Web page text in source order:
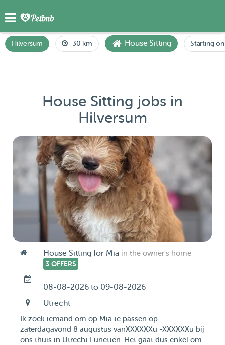
Hilversum 30 km House Sitting Starting
House Sitting jobs in
Hilversum
House Sitting for Mia in the owner's home
3 OFFERS
08-08-2026 to 09-08-2026
Utrecht
Ik zoek iemand om op Mia te passen op
zaterdagavond 8 augustus vanXXXXXXu -XXXXXXu bij
ons thuis in Utrecht Lunetten. Het gaat dus enkel om